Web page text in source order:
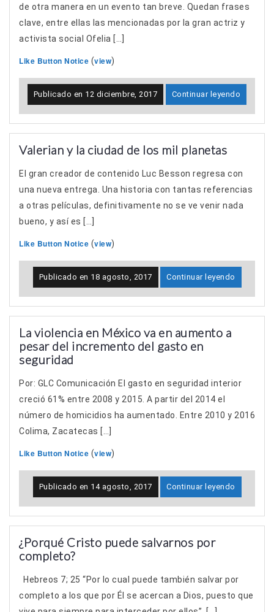
de otra manera en un evento tan breve. Quedan frases
clave, entre ellas las mencionadas por la gran actriz y
activista social Ofelia […]
Like Button Notice (view)
Publicado en 12 diciembre, 2017 Continuar leyendo
Valerian y la ciudad de los mil planetas
El gran creador de contenido Luc Besson regresa con
una nueva entrega. Una historia con tantas referencias
a otras películas, definitivamente no se ve venir nada
bueno, y así es […]
Like Button Notice (view)
Publicado en 18 agosto, 2017 Continuar leyendo
La violencia en México va en aumento a
pesar del incremento del gasto en
seguridad
Por: GLC Comunicación El gasto en seguridad interior
creció 61% entre 2008 y 2015. A partir del 2014 el
número de homicidios ha aumentado. Entre 2010 y 2016
Colima, Zacatecas […]
Like Button Notice (view)
Publicado en 14 agosto, 2017 Continuar leyendo
¿Porqué Cristo puede salvarnos por
completo?
Hebreos 7; 25 “Por lo cual puede también salvar por
completo a los que por Él se acercan a Dios, puesto que